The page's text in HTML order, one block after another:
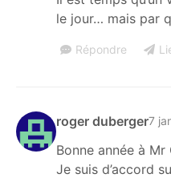
le jour… mais par
Répondre
roger duberger7
Bonne année à
Je suis d’accord